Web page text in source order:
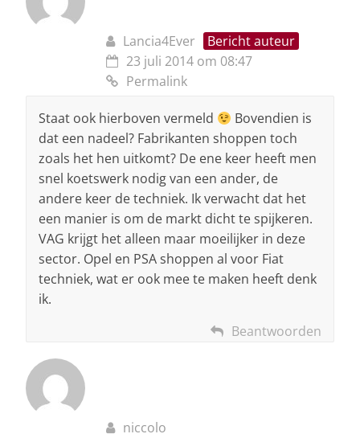
Lancia4Ever
Bericht auteur
23 juli 2014 om 08:47
Permalink
Staat ook hierboven vermeld
Bovendien is
dat een nadeel? Fabrikanten shoppen toch
zoals het hen uitkomt? De ene keer heeft men
snel koetswerk nodig van een ander, de
andere keer de techniek. Ik verwacht dat het
een manier is om de markt dicht te spijkeren.
VAG krijgt het alleen maar moeilijker in deze
sector. Opel en PSA shoppen al voor Fiat
techniek, wat er ook mee te maken heeft denk
ik.
Beantwoorden
niccolo